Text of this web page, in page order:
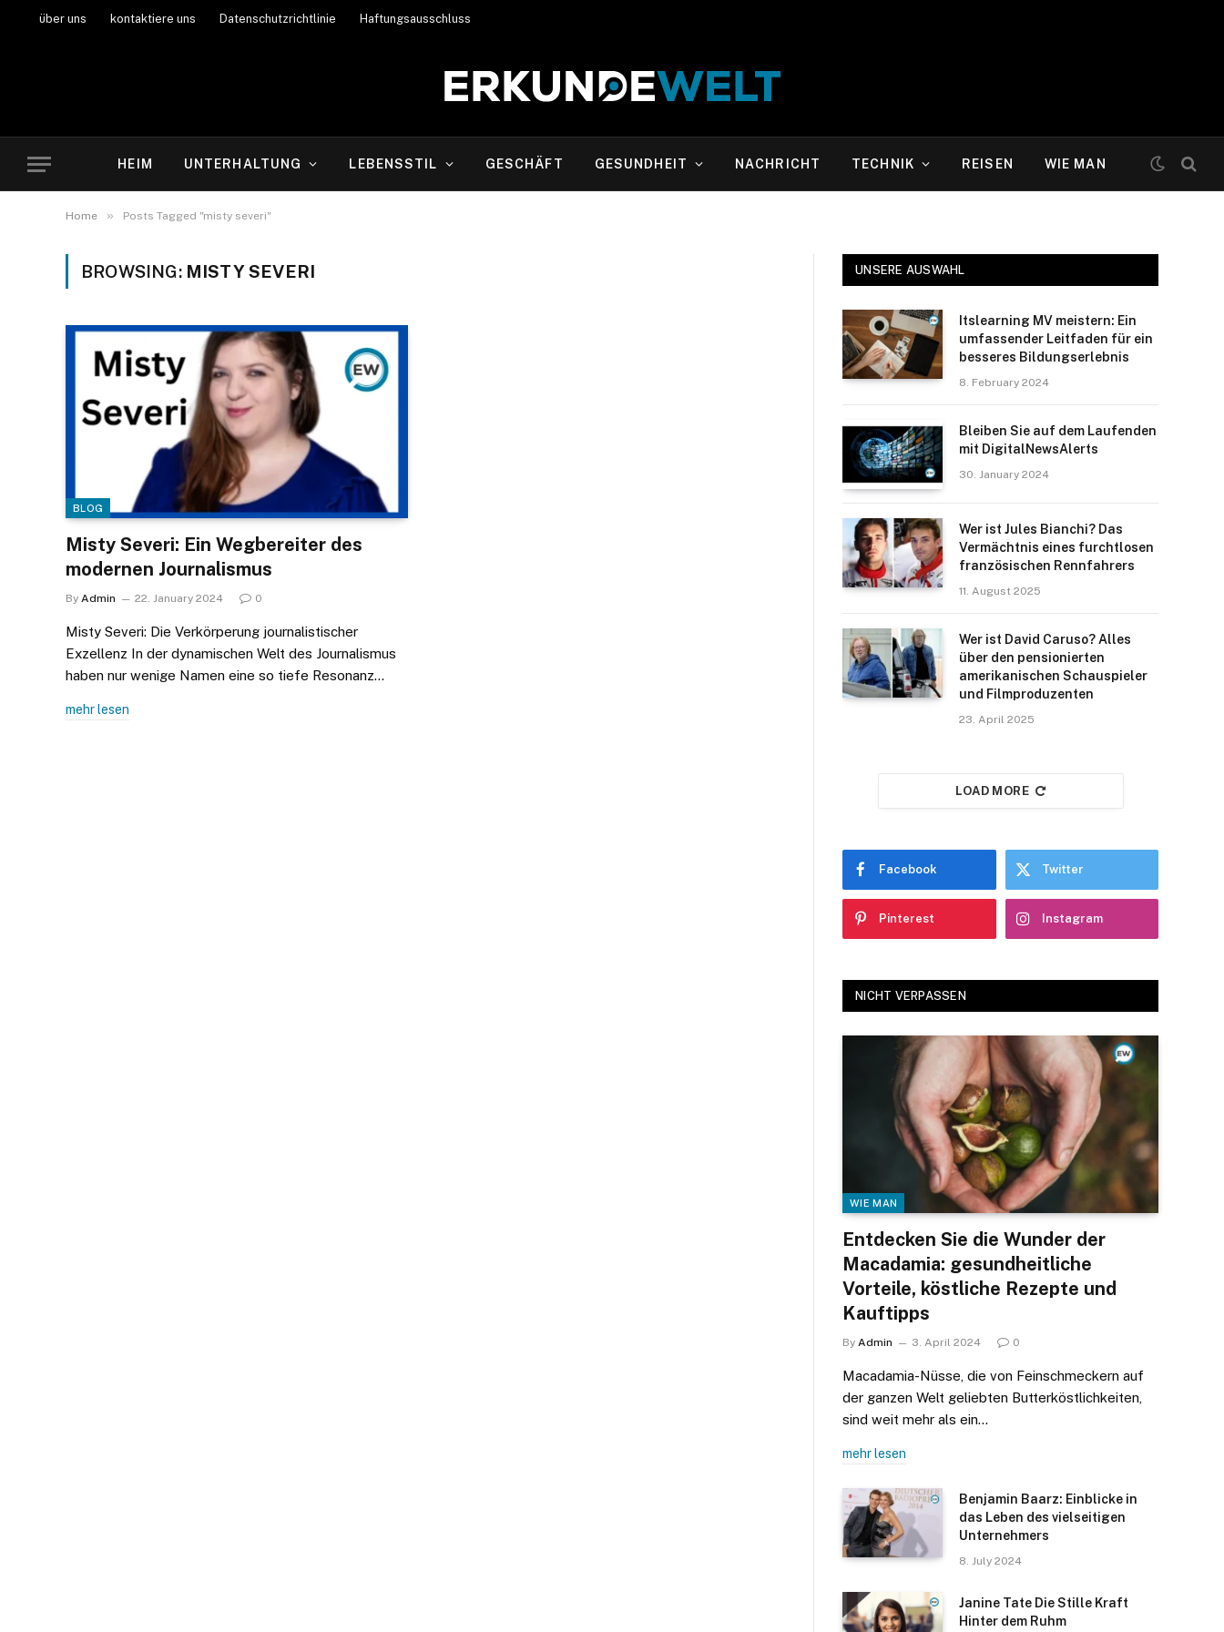
über uns kontaktiere uns Datenschutzrichtlinie Haftungsausschluss
HEIM UNTERHALTUNG LEBENSSTIL GESCHÄFT GESUNDHEIT NACHRICHT TECHNIK REISEN WIE MAN
Home » Posts Tagged "misty severi"
BROWSING: MISTY SEVERI
BLOG
Misty Severi: Ein Wegbereiter des
modernen Journalismus
By Admin 22. January 2024 0
Misty Severi: Die Verkörperung journalistischer
Exzellenz In der dynamischen Welt des Journalismus
haben nur wenige Namen eine so tiefe Resonanz…
mehr lesen
UNSERE AUSWAHL
Itslearning MV meistern: Ein
umfassender Leitfaden für ein
besseres Bildungserlebnis
8. February 2024
Bleiben Sie auf dem Laufenden
mit DigitalNewsAlerts
30. January 2024
Wer ist Jules Bianchi? Das
Vermächtnis eines furchtlosen
französischen Rennfahrers​
11. August 2025
Wer ist David Caruso? Alles
über den pensionierten
amerikanischen Schauspieler
und Filmproduzenten
23. April 2025
LOAD MORE
Facebook Twitter
Pinterest Instagram
NICHT VERPASSEN
WIE MAN
Entdecken Sie die Wunder der
Macadamia: gesundheitliche
Vorteile, köstliche Rezepte und
Kauftipps
By Admin 3. April 2024 0
Macadamia-Nüsse, die von Feinschmeckern auf
der ganzen Welt geliebten Butterköstlichkeiten,
sind weit mehr als ein…
mehr lesen
Benjamin Baarz: Einblicke in
das Leben des vielseitigen
Unternehmers
8. July 2024
Janine Tate Die Stille Kraft
Hinter dem Ruhm